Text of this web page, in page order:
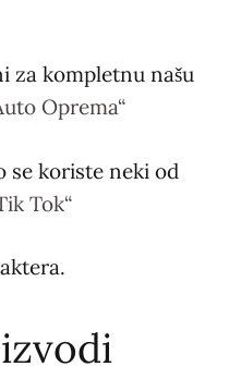
za kompletnu našu
Oprema“
se koriste neki od
Tok“